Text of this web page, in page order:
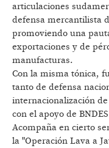
articulaciones
defensa mercantilista
promoviendo una
exportaciones y de
manufacturas.
Con la misma tónica,
tanto de defensa
internacionalización
con el apoyo de
Acompaña en cierto
la "Operación Lava a